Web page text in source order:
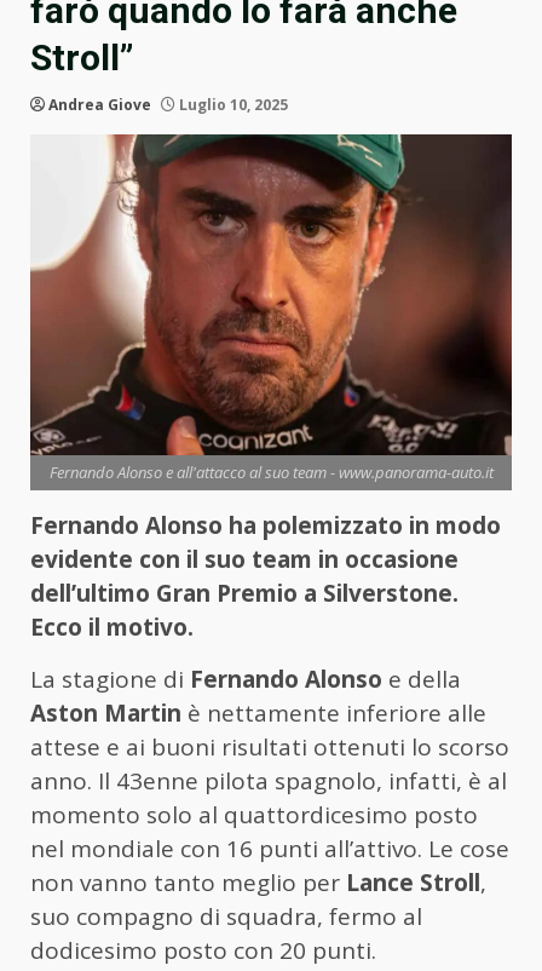
farò quando lo farà anche
Stroll”
Andrea Giove Luglio 10, 2025
Fernando Alonso e all'attacco al suo team - www.panorama-auto.it
Fernando Alonso ha polemizzato in modo
evidente con il suo team in occasione
dell’ultimo Gran Premio a Silverstone.
Ecco il motivo.
La stagione di Fernando Alonso e della
Aston Martin è nettamente inferiore alle
attese e ai buoni risultati ottenuti lo scorso
anno. Il 43enne pilota spagnolo, infatti, è al
momento solo al quattordicesimo posto
nel mondiale con 16 punti all’attivo. Le cose
non vanno tanto meglio per Lance Stroll,
suo compagno di squadra, fermo al
dodicesimo posto con 20 punti.